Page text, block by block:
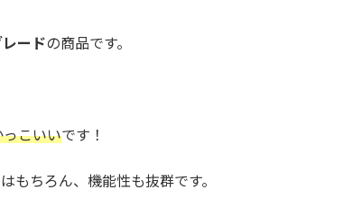
ードの商品です。
こいいです！
もちろん、機能性も抜群です。